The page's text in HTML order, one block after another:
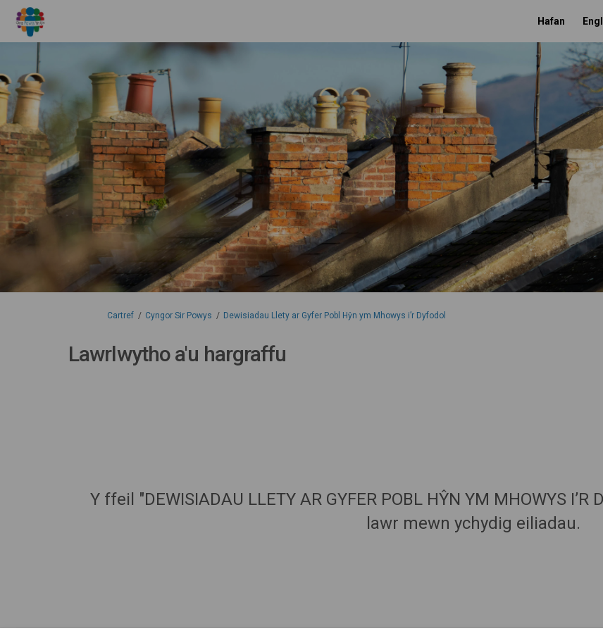
Hafan
Rydych yma:
Cartref Cyngor Sir Powys Dewisiadau Llety ar Gyfer Pobl Hŷn ym Mhowys i’r Dyfodol
Lawrlwytho a'u hargraffu
Y ffeil "DEWISIADAU LLETY AR GYFER POBL HŶN YM MHOWYS
lawr mewn ychydig eiliadau.